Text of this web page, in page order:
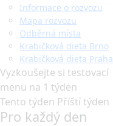
Informace o rozvozu
Mapa rozvozu
Odběrná místa
Krabičková dieta Brno
Krabičková dieta Praha
Vyzkoušejte si testovací
menu na 1 týden
Tento týden Příští týden
Pro každý den